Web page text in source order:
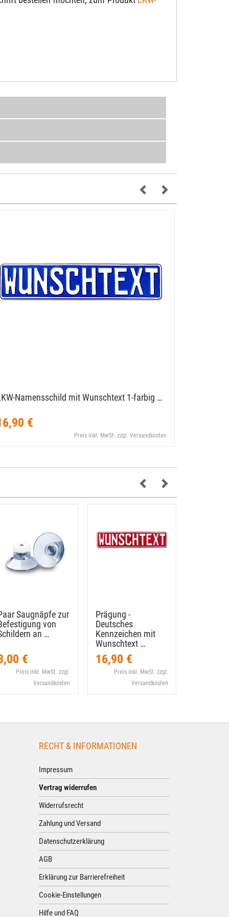
​Namensschild mit Wunschtext 1-​farbig …
€
Preis inkl. MwSt. zzgl. Versandkosten
Saugnäpfe zur
von
an …
€
Preis inkl. MwSt. zzgl.
Versandkosten
Prägung -
Deutsches
Kennzeichen mit
Wunschtext …
16,90 €
Preis inkl. MwSt. zzgl.
Versandkosten
RECHT & INFORMATIONEN
Impressum
Vertrag widerrufen
Widerrufsrecht
Zahlung und Versand
Datenschutzerklärung
AGB
Erklärung zur Barrierefreiheit
Cookie-Einstellungen
Hilfe und FAQ